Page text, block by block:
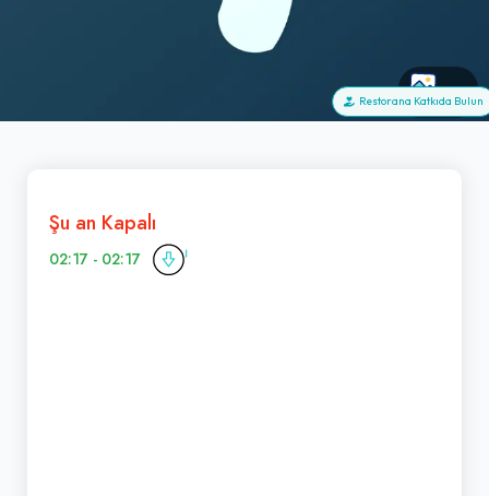
+0
Restorana Katkıda Bulun
Şu an Kapalı
02:17 - 02:17